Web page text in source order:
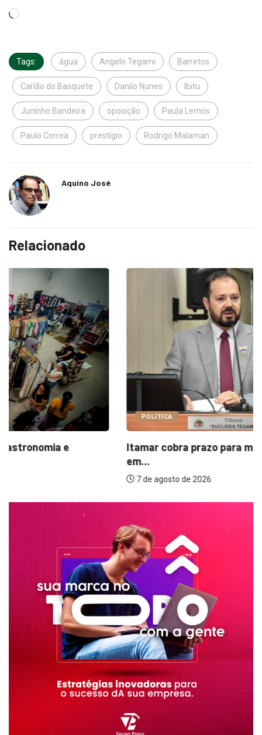
Tags: água Angelo Tegami Barretos
Carlão do Basquete Danilo Nunes Ibitu
Juninho Bandeira oposição Paula Lemos
Paulo Correa prestígio Rodrigo Malaman
Aquino José
Relacionado
POLÍTICA
Itamar cobra prazo para melhorias estruturais